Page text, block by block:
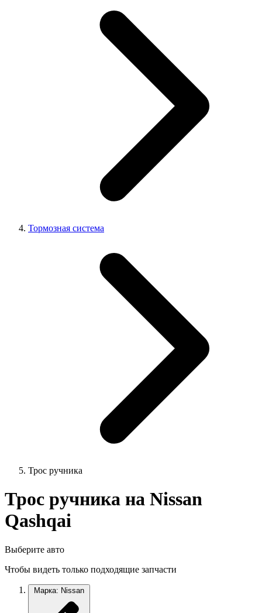
Тормозная система
Трос ручника
Трос ручника на Nissan
Qashqai
Выберите авто
Чтобы видеть только подходящие запчасти
Марка: Nissan